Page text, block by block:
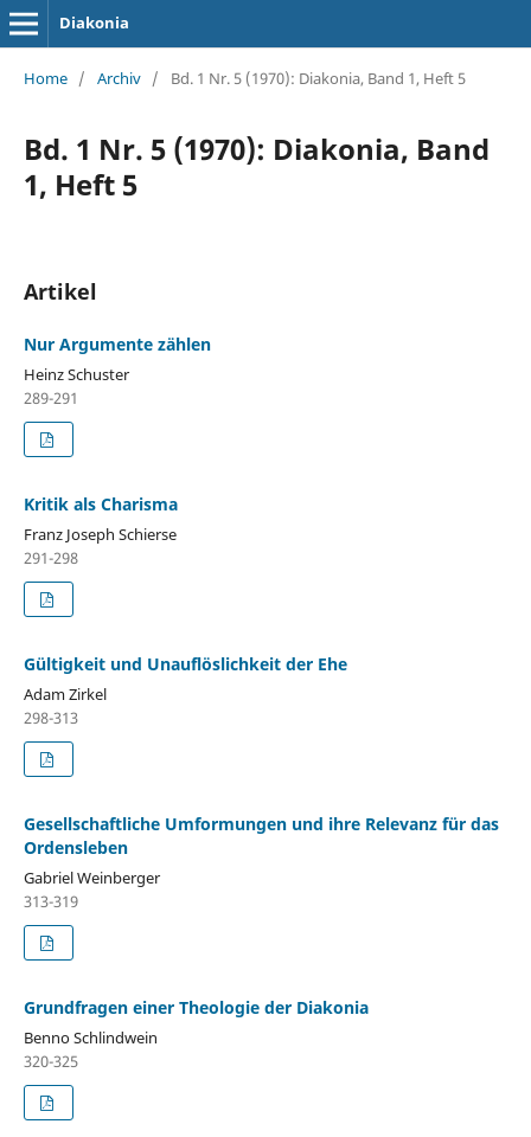
Diakonia
Home / Archiv / Bd. 1 Nr. 5 (1970): Diakonia, Band 1, Heft 5
Bd. 1 Nr. 5 (1970): Diakonia, Band
1, Heft 5
Artikel
Nur Argumente zählen
Heinz Schuster
289-291
Kritik als Charisma
Franz Joseph Schierse
291-298
Gültigkeit und Unauflöslichkeit der Ehe
Adam Zirkel
298-313
Gesellschaftliche Umformungen und ihre Relevanz für das
Ordensleben
Gabriel Weinberger
313-319
Grundfragen einer Theologie der Diakonia
Benno Schlindwein
320-325